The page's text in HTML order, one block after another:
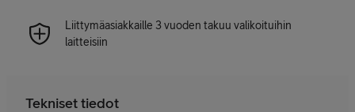
Liittymäasiakkaille 3 vuoden takuu valikoituihin
laitteisiin
Tekniset tiedot